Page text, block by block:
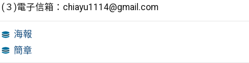
(３)電子信箱：chiayu1114@gmail.com
海報
簡章